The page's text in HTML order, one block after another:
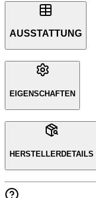
AUSSTATTUNG
EIGENSCHAFTEN
HERSTELLERDETAILS